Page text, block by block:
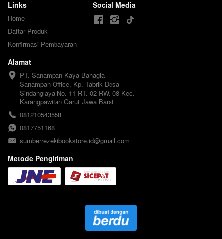
Links
Home
Daftar Produk
Konfirmasi Pembayaran
Social Media
Alamat
PT. Sanampan Kaya Bahagia
Sanampan Office, Kp. Tabrik Desa
Sindanglaya No. 11 RT. 02 RW. 08 Kec.
Karangpawitan Garut Jawa Barat
081210543558
0817751168
sumberrezekibookstore.id@gmail.com
Metode Pengiriman